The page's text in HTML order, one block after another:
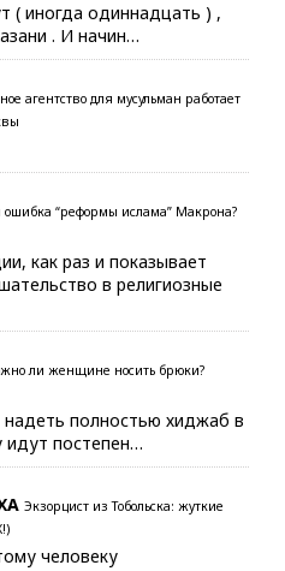
( иногда одиннадцать ) ,
. И начин…
агентство для мусульман работает
“реформы ислама” Макрона?
как раз и показывает
в религиозные
ли женщине носить брюки?
полностью хиджаб в
идут постепен…
Экзорцист из Тобольска: жуткие
человеку